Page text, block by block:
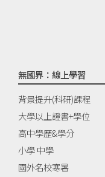
無國界：線上學習
背景提升(科研)課程
大學以上證書+學位
高中學歷&學分
小學 中學
國外名校寒暑